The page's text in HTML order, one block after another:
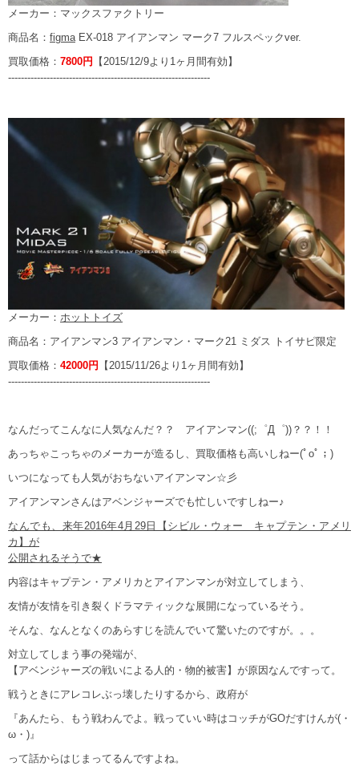
メーカー：マックスファクトリー
商品名： figma EX-018 アイアンマン マーク7 フルスペックver.
買取価格： 7800円 【2015/12/9より1ヶ月間有効】
---------------------------------------------------------------
メーカー： ホットトイズ
商品名：アイアンマン3 アイアンマン・マーク21 ミダス トイサピ限定
買取価格： 42000円
【2015/11/26より1ヶ月間有効】
---------------------------------------------------------------
なんだってこんなに人気なんだ？？ アイアンマン((;゜Д゜))？？！！
あっちゃこっちゃのメーカーが造るし、買取価格も高いしねー(ﾟoﾟ；)
いつになっても人気がおちないアイアンマン☆彡
アイアンマンさんはアベンジャーズでも忙しいですしねー♪
なんでも、来年2016年4月29日【シビル・ウォー キャプテン・アメリ
カ】が
公開されるそうで★
内容はキャプテン・アメリカとアイアンマンが対立してしまう、
友情が友情を引き裂くドラマティックな展開になっているそう。
そんな、なんとなくのあらすじを読んでいて驚いたのですが。。。
対立してしまう事の発端が、
【アベンジャーズの戦いによる人的・物的被害】が原因なんですって。
戦うときにアレコレぶっ壊したりするから、政府が
『あんたら、もう戦わんでよ。戦っていい時はコッチがGOだすけんが(・
ω・)』
って話からはじまってるんですよね。